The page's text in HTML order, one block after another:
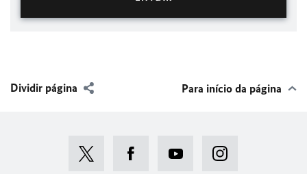
Dividir página Para início da página